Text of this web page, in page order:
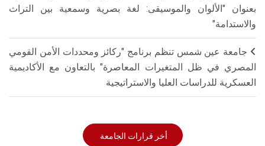
بعنوان "الألوان والموسيقى: لغة بصرية وسمعية بين التراث
والاستدامة"
جامعة عين شمس تنظم برنامج "ركائز ومحددات الأمن القومي
المصري في ظل المتغيرات المعاصرة" بالتعاون مع الأكاديمية
العسكرية للدراسات العليا والاستراتيجية
أخر قرارات الجامعة